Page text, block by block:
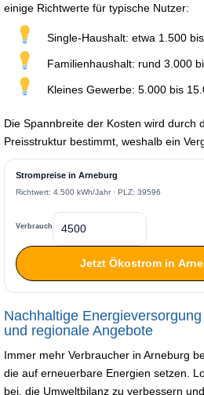
einige Richtwerte für typische Nutzer:
Single-Haushalt: etwa 1.500
Familienhaushalt: rund 3.000
Kleines Gewerbe: 5.000 bis
Die Spannbreite der Kosten wird durch
Preisstruktur bestimmt, weshalb ein
Strompreise in Arneburg
Richtwert: 4.500 kWh/Jahr · PLZ: 39596
Verbrauch
Jetzt Ökostrom in
Nachhaltige
und regionale Angebote
Immer mehr Verbraucher in Arneburg
die auf erneuerbare Energien setzen.
bei, die Umweltbilanz zu verbessern